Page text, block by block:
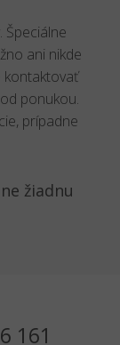
Špeciálne
ani nikde
kontaktovať
ponukou.
prípadne
žiadnu
161